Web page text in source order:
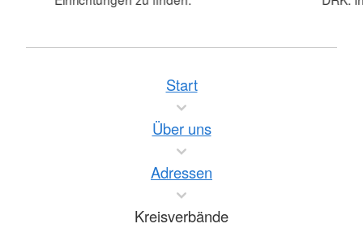
Start
Über uns
Adressen
Kreisverbände